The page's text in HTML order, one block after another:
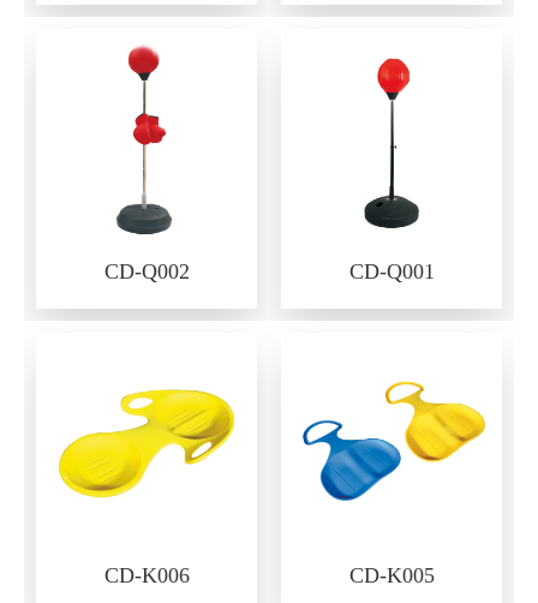
CD-Q002 CD-Q001
CD-K006 CD-K005